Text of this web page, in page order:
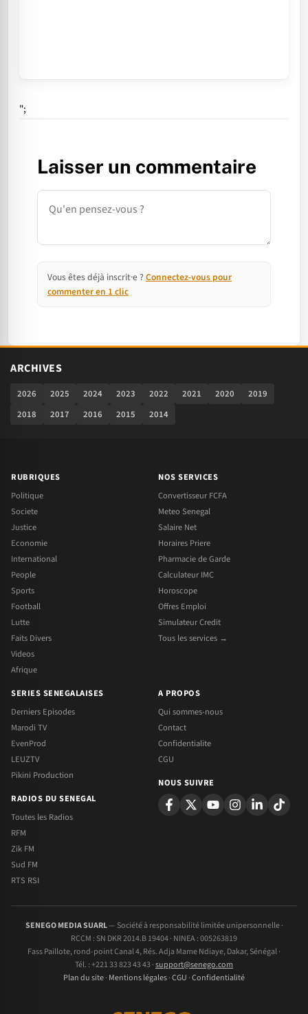
";
Laisser un commentaire
Commentaire
Vous êtes déjà inscrit·e ? Connectez-vous pour
commenter en 1 clic
ARCHIVES
2026 2025 2024 2023 2022 2021 2020
2019
2018
2017 2016 2015 2014
RUBRIQUES
Politique
Societe
Justice
Economie
International
People
Sports
Football
Lutte
Faits Divers
Videos
Afrique
NOS SERVICES
Convertisseur FCFA
Meteo Senegal
Salaire Net
Horaires Priere
Pharmacie de Garde
Calculateur IMC
Horoscope
Offres Emploi
Simulateur Credit
Tous les services →
SERIES SENEGALAISES
Derniers Episodes
Marodi TV
EvenProd
LEUZTV
Pikini Production
RADIOS DU SENEGAL
Toutes les Radios
RFM
Zik FM
Sud FM
RTS RSI
A PROPOS
Qui sommes-nous
Contact
Confidentialite
CGU
NOUS SUIVRE
SENEGO MEDIA SUARL— Société à responsabilité limitée unipersonnelle ·
RCCM : SN DKR 2014.B 19404 · NINEA : 005263819
Fass Paillote, rond-point Canal 4, Rés. Adja Mame Ndiaye, Dakar, Sénégal ·
Tél. : +221 33 823 43 43 ·support@senego.com
Plan du site· Mentions légales·CGU ·Confidentialité